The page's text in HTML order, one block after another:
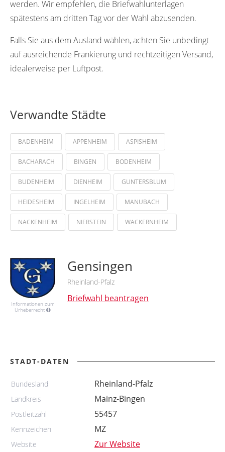
werden. Wir empfehlen, die Briefwahlunterlagen
spätestens am dritten Tag vor der Wahl abzusenden.
Falls Sie aus dem Ausland wählen, achten Sie unbedingt
auf ausreichende Frankierung und rechtzeitigen Versand,
idealerweise per Luftpost.
Verwandte Städte
BADENHEIM APPENHEIM ASPISHEIM
BACHARACH BINGEN BODENHEIM
BUDENHEIM DIENHEIM GUNTERSBLUM
HEIDESHEIM INGELHEIM MANUBACH
NACKENHEIM NIERSTEIN WACKERNHEIM
Informationen zum
Urheberrecht
Gensingen
Rheinland-Pfalz
Briefwahl beantragen
STADT-DATEN
Bundesland Rheinland-Pfalz
Landkreis Mainz-Bingen
Postleitzahl 55457
Kennzeichen MZ
Website Zur Website